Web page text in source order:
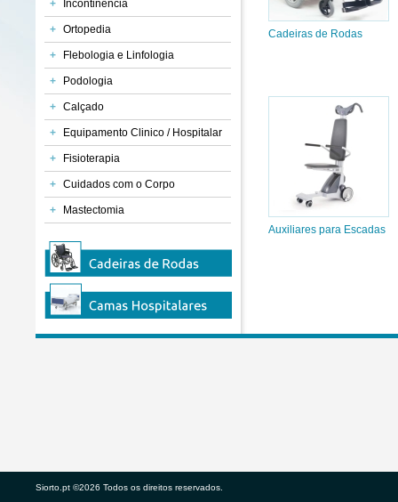
+ Incontinência
+ Ortopedia
+ Flebologia e Linfologia
+ Podologia
+ Calçado
+ Equipamento Clinico / Hospitalar
+ Fisioterapia
+ Cuidados com o Corpo
+ Mastectomia
Cadeiras de Rodas
Auxiliares para Escadas
Siorto.pt ©2026 Todos os direitos reservados.